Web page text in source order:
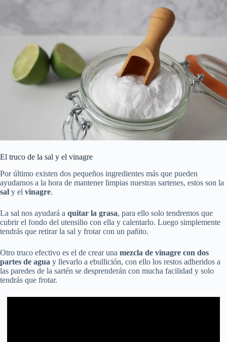
El truco de la sal y el vinagre
Por último existen dos pequeños ingredientes más que pueden
ayudarnos a la hora de mantener limpias nuestras sartenes, estos son la
sal y el vinagre.
La sal nos ayudará a quitar la grasa, para ello solo tendremos que
cubrir el fondo del utensilio con ella y calentarlo. Luego simplemente
tendrás que retirar la sal y frotar con un pañito.
Otro truco efectivo es el de crear una mezcla de vinagre con dos
partes de agua y llevarlo a ebullición, con ello los restos adheridos a
las paredes de la sartén se desprenderán con mucha facilidad y solo
tendrás que frotar.